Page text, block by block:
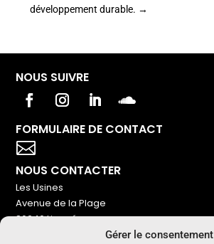
Gérer le consentement
développement durable. →
NOUS SUIVRE
FORMULAIRE DE CONTACT

NOUS CONTACTER
Les Usines
Avenue de la Plage
86240 Ligugé